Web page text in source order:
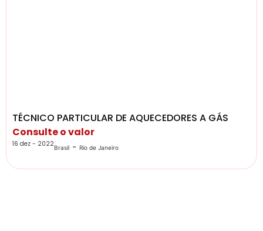
TÉCNICO PARTICULAR DE AQUECEDORES A GÁS
Consulte o valor
16 dez - 2022Brasil - Rio de Janeiro